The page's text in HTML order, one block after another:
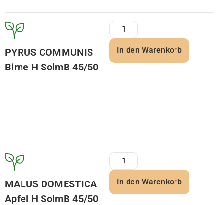
PYRUS COMMUNIS
Birne H SolmB 45/50
In den Warenkorb
MALUS DOMESTICA
Apfel H SolmB 45/50
In den Warenkorb